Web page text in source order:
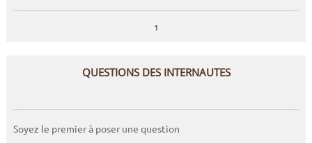
1
QUESTIONS DES INTERNAUTES
Soyez le premier à poser une question